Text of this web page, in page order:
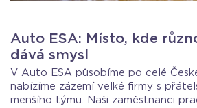
Auto ESA: Místo, kde
dává smysl
V Auto ESA působíme po celé
nabízíme zázemí velké firmy s
menšího týmu. Naši zaměstnanci